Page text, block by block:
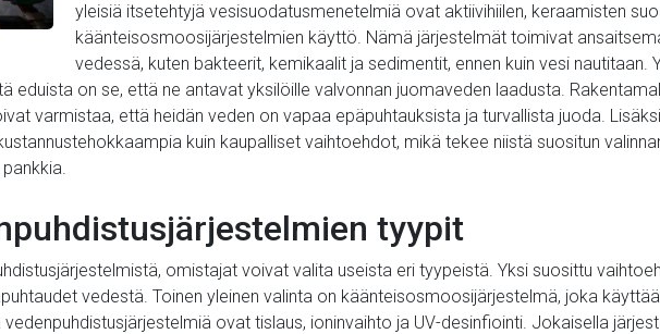
yleisiä itsetehtyjä vesisuodatusmenetelmiä ovat aktiivihiilen, keraamisten
käänteisosmoosijärjestelmien käyttö. Nämä järjestelmät toimivat
vedessä, kuten bakteerit, kemikaalit ja sedimentit, ennen kuin vesi nautitaan.
eduista on se, että ne antavat yksilöille valvonnan juomaveden laadusta.
varmistaa, että heidän veden on vapaa epäpuhtauksista ja turvallista juoda.
kuin kaupalliset vaihtoehdot, mikä tekee niistä suositun
tyypit
omistajat voivat valita useista eri tyypeistä. Yksi suosittu
vedestä. Toinen yleinen valinta on käänteisosmoosijärjestelmä, joka
ovat tislaus, ioninvaihto ja UV-desinfiointi. Jokaisella